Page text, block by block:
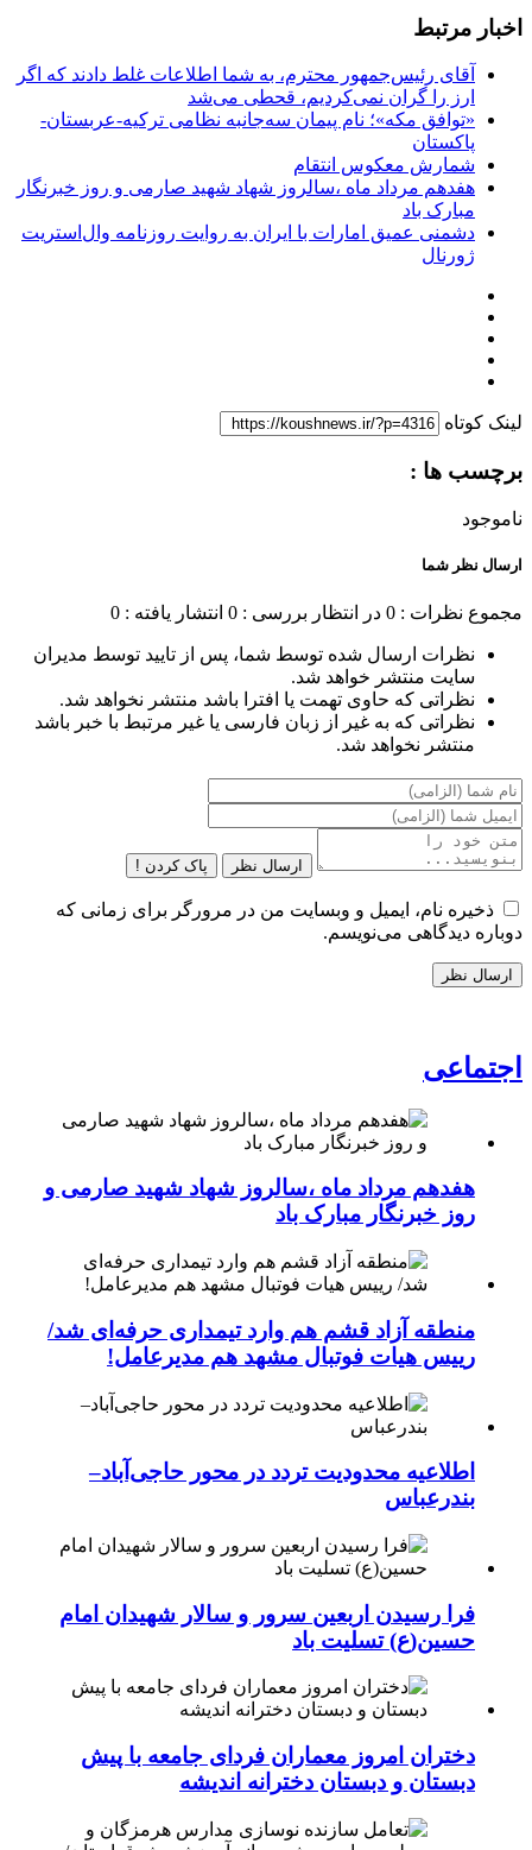
اخبار مرتبط
آقای رئیس‌جمهور محترم، به شما اطلاعات غلط دادند که اگر
ارز را گران نمی‌کردیم، قحطی می‌شد
«توافق مکه»؛ نام پیمان سه‌جانبه نظامی ترکیه-عربستان-
پاکستان
شمارش معکوس انتقام
هفدهم مرداد ماه ،سالروز شهاد شهید صارمی و روز خبرنگار
مبارک باد
دشمنی عمیق امارات با ایران به روایت روزنامه وال‌استریت
ژورنال
لینک کوتاه
برچسب ها :
ناموجود
ارسال نظر شما
مجموع نظرات : 0 در انتظار بررسی : 0 انتشار یافته : 0
نظرات ارسال شده توسط شما، پس از تایید توسط مدیران
سایت منتشر خواهد شد.
نظراتی که حاوی تهمت یا افترا باشد منتشر نخواهد شد.
نظراتی که به غیر از زبان فارسی یا غیر مرتبط با خبر باشد
منتشر نخواهد شد.
ارسال نظر پاک کردن !
ذخیره نام، ایمیل و وبسایت من در مرورگر برای زمانی که
دوباره دیدگاهی می‌نویسم.
اجتماعی
هفدهم مرداد ماه ،سالروز شهاد شهید صارمی و
روز خبرنگار مبارک باد
منطقه آزاد قشم هم وارد تیمداری حرفه‌ای شد/
رییس هیات فوتبال مشهد هم مدیرعامل!
اطلاعیه محدودیت تردد در محور حاجی‌آباد–
بندرعباس
فرا رسیدن اربعین سرور و سالار شهیدان امام
حسین(ع) تسلیت باد
دختران امروز معماران فردای جامعه با پیش
دبستان و دبستان دخترانه اندیشه